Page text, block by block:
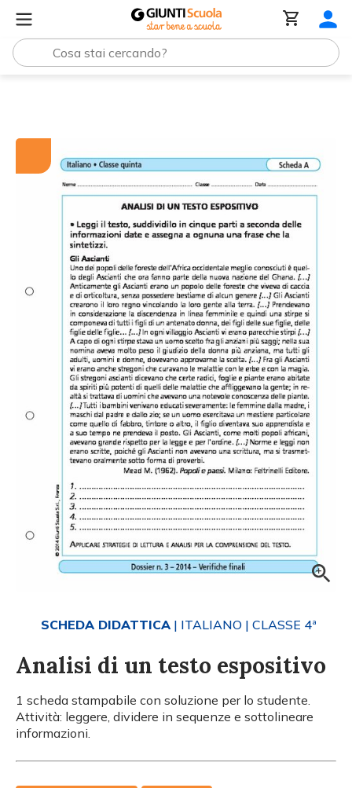
SCHEDA DIDATTICA | ITALIANO | CLASSE 4ª
Analisi di un testo espositivo
1 scheda stampabile con soluzione per lo studente.
Attività: leggere, dividere in sequenze e sottolineare
informazioni.